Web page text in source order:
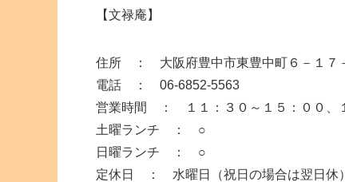
【文禄庵】
住所 ： 大阪府豊中市東豊中町６－１７
電話 ： 06-6852-5563
営業時間 ： １１：３０～１５：００、
土曜ランチ ： ○
日曜ランチ ： ○
定休日 ： 水曜日（祝日の場合は翌日休）